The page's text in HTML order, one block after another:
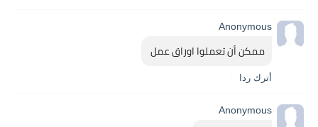
Anonymous
ممكن أن تعملوا اوراق عمل
أترك ردا
Anonymous